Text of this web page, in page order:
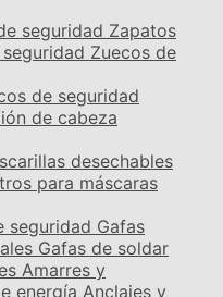
seguridad Zapatos
Zuecos de
de seguridad
de cabeza
desechables
para máscaras
seguridad Gafas
Gafas de soldar
Amarres y
energía Anclajes y